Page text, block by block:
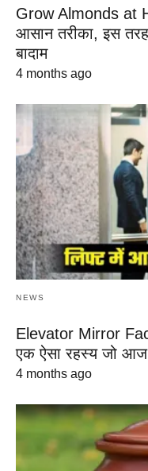
Grow Almonds at
आसान तरीका, इस
बादाम
4 months ago
NEWS
Elevator Mirror
एक ऐसा रहस्य जो आज
4 months ago